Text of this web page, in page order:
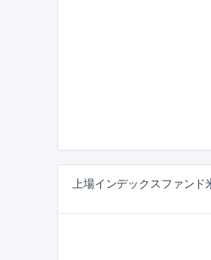
上場インデックスファン